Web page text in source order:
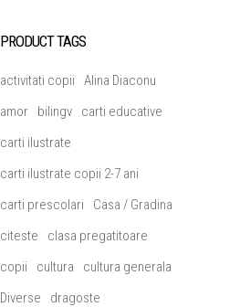
PRODUCT TAGS
activitati copii
Alina Diaconu
amor
bilingv
carti educative
carti ilustrate
carti ilustrate copii 2-7 ani
carti prescolari
Casa / Gradina
citeste
clasa pregatitoare
copii
cultura
cultura generala
Diverse
dragoste